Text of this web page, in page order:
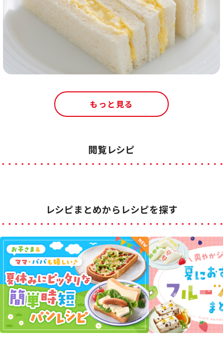
もっと見る
閲覧レシピ
レシピまとめからレシピを探す